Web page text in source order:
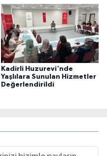
Kadirli Huzurevi'nde
Yaşlılara Sunulan Hizmetler
Değerlendirildi